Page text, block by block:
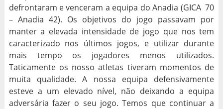
defrontaram e venceram a equipa do Anadia (GICA 70
– Anadia 42). Os objetivos do jogo passavam por
manter a elevada intensidade de jogo que nos tem
caracterizado nos últimos jogos, e utilizar durante
mais tempo os jogadores menos utilizados.
Taticamente os nosso atletas tiveram momentos de
muita qualidade. A nossa equipa defensivamente
esteve a um elevado nível, não deixando a equipa
adversária fazer o seu jogo. Temos que continuar a